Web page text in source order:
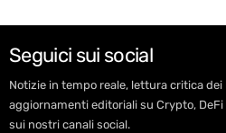
Seguici sui social
Notizie in tempo reale, lettura critica dei
aggiornamenti editoriali su Crypto,
sui nostri canali social.